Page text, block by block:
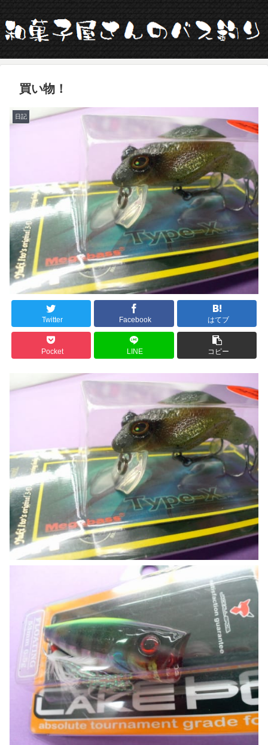
買い物！
日記
Twitter Facebook はてブ
Pocket LINE コピー